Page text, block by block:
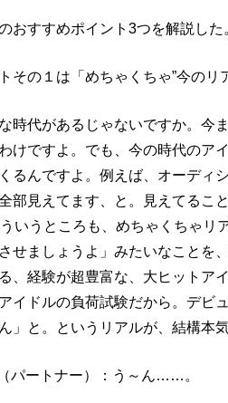
おすすめポイント3つを解説した
その１は「めちゃくちゃ”今のリ
時代があるじゃないですか。今
けですよ。でも、今の時代のア
るんですよ。例えば、オーディ
部見えてます、と。見えてるこ
いうところも、めちゃくちゃリ
せましょうよ」みたいなことを
、経験が超豊富な、大ヒットア
イドルの負荷試験だから。デビ
」と。というリアルが、結構本
パートナー）：う～ん……。